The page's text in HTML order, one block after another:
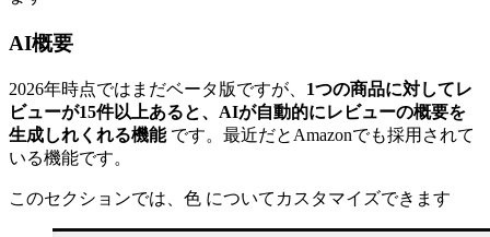
AI概要
2026年時点ではまだベータ版ですが、 1つの商品に対してレ
ビューが15件以上あると、AIが自動的にレビューの概要を
生成しれくれる機能です。最近だとAmazonでも採用されて
いる機能です。
このセクションでは、色 についてカスタマイズできます